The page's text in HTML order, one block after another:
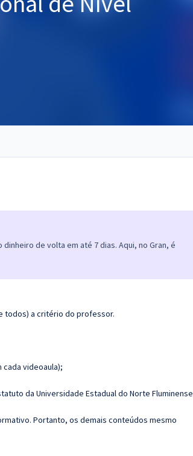
de volta em até 7 dias. Aqui, no Gran, é
todos) a critério do professor.
videoaula);
da Universidade Estadual do Norte Fluminense
Portanto, os demais conteúdos mesmo